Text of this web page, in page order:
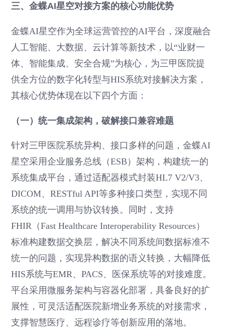
三、金蝶AI星空对接方案的核心功能优势
金蝶AI星空作为全球运营管控的AI平台，深度融合
人工智能、大数据、云计算等新技术，以“业财一
体、智能集成、安全合规”为核心，为三甲医院提
供全方位的数字化转型与HIS系统对接解决方案，
其核心优势体现在以下四个方面：
（一）统一集成架构，破解接口兼容难题
针对三甲医院系统异构、接口多样的问题，金蝶AI
星空采用企业服务总线（ESB）架构，构建统一的
系统集成平台，通过适配器模式封装HL7 V2/V3、
DICOM、RESTful API等多种接口类型，实现不同
系统的统一调用与协议转换。同时，支持
FHIR（Fast Healthcare Interoperability Resources）
标准构建数据交换层，解决不同系统间数据标准不
统一的问题，实现异构数据的语义转换，大幅降低
HIS系统与EMR、PACS、医保系统等的对接难度。
平台采用微服务架构与容器化部署，具备良好的扩
展性，可灵活适配医院新增业务系统的对接需求，
支撑智慧医疗、远程诊疗等创新应用的落地。